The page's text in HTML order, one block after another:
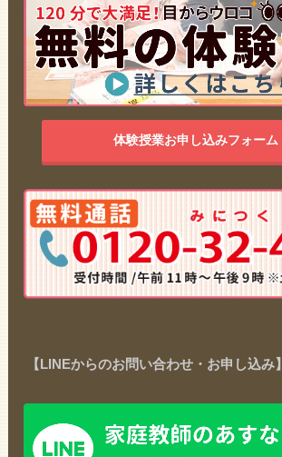
体験授業お申し込みフォーム
【LINEからのお問い合わせ・お申し込み】